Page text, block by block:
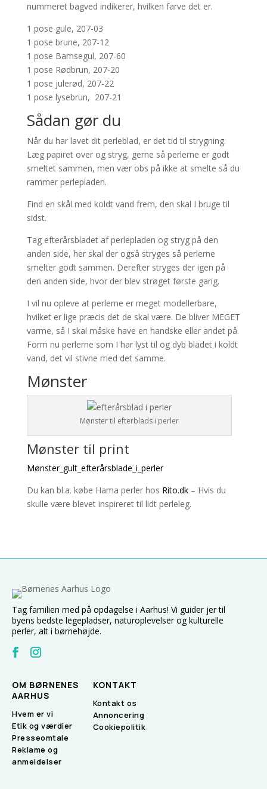
nummeret bagved indikerer, hvilken farve det er.
1 pose gule, 207-03
1 pose brune, 207-12
1 pose Bamsegul, 207-60
1 pose Rødbrun, 207-20
1 pose julerød, 207-22
1 pose lysebrun, 207-21
Sådan gør du
Når du har lavet dit perleblad, er det tid til strygning.
Læg papiret over og stryg, gerne så perlerne er godt
smeltet sammen, men vær obs på ikke at smelte så du
rammer perlepladen.
Find en skål med koldt vand frem, den skal I bruge til
sidst.
Tag efterårsbladet af perlepladen og stryg på den
anden side, her skal der også stryges så perlerne
smelter godt sammen. Derefter stryges der igen på
den anden side, hvor der blev strøget første gang.
I vil nu opleve at perlerne er meget modellerbare,
hvilket er lige præcis det de skal være. De bliver MEGET
varme, så I skal måske have en handske eller andet på.
Form nu perlerne som I har lyst til og dyb bladet i koldt
vand, det vil stivne med det samme.
Mønster
Mønster til efterblads i perler
Mønster til print
Mønster_gult_efterårsblade_i_perler
Du kan bl.a. købe Hama perler hos Rito.dk– Hvis du
skulle være blevet inspireret til lidt perleleg.
Tag familien med på opdagelse i Aarhus! Vi guider jer til
byens bedste legepladser, naturoplevelser og kulturelle
perler, alt i børnehøjde.
OM BØRNENES
AARHUS
Hvem er vi
Etik og værdier
Presseomtale
Reklame og
anmeldelser
KONTAKT
Kontakt os
Annoncering
Cookiepolitik